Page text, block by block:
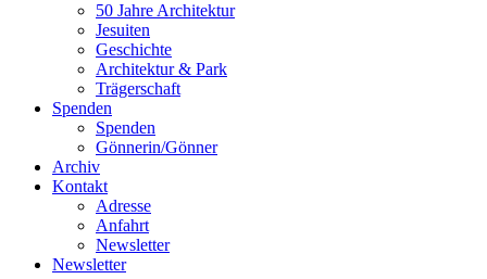
50 Jahre Architektur
Jesuiten
Geschichte
Architektur & Park
Trägerschaft
Spenden
Spenden
Gönnerin/Gönner
Archiv
Kontakt
Adresse
Anfahrt
Newsletter
Newsletter